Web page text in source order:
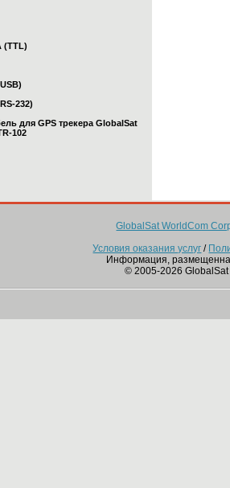
(TTL)
232)
для GPS трекера GlobalSat
102
GlobalSat WorldCom
Условия оказания услуг /
Информация,
© 2005-2026